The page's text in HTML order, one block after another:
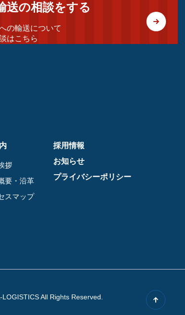
送の相談をする
の輸送について
はこちら
拶
要・沿革
スマップ
採用情報
お知らせ
プライバシーポリシー
All Rights Reserved.